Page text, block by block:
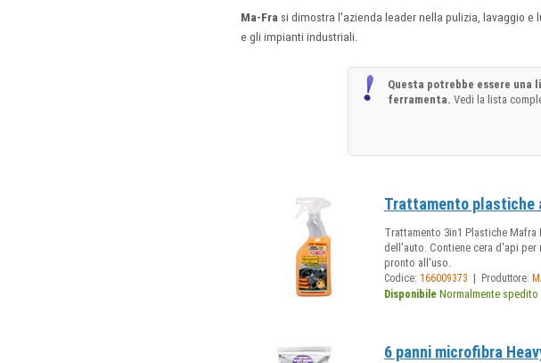
Ma-Fra si dimostra l'azienda leader nella pulizia, lavaggio
e gli impianti industriali.
Questa potrebbe essere
ferramenta. Vedi la lista
Trattamento plastiche
Trattamento 3in1 Plastiche
dell'auto. Contiene cera d'api per
pronto all'uso.
Codice: 166009373 | Produttore:
Disponibile Normalmente
6 panni microfibra